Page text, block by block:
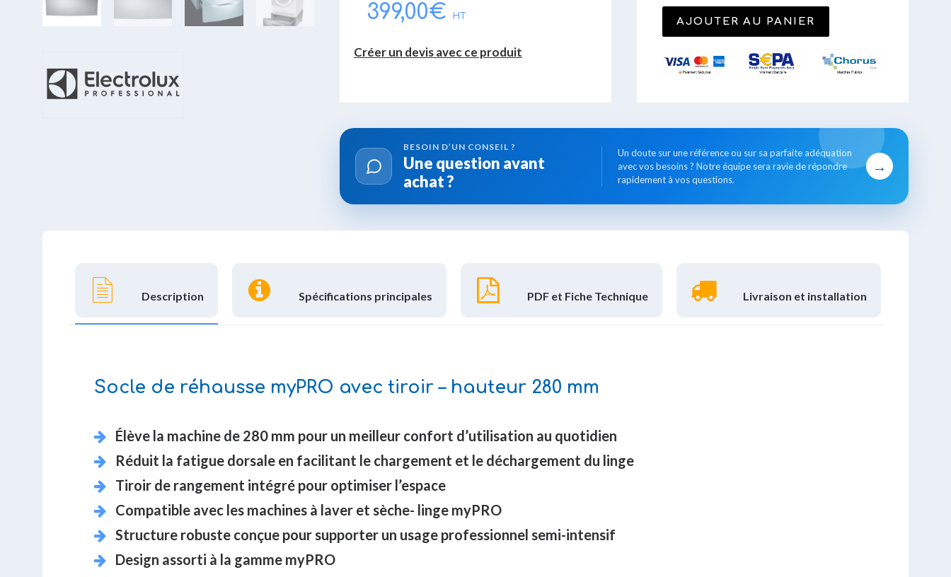
399,00€ HT
Créer un devis avec ce produit
AJOUTER AU PANIER
BESOIN D’UN CONSEIL ?
Une question avant
achat ?
Un doute sur une référence ou sur sa parfaite adéquation
avec vosbesoins ? Notre équipe sera ravie de répondre
rapidement à vos questions.
→
Description Spécifications principales PDF et Fiche Technique Livraison et installation
Socle de réhausse myPRO avec tiroir – hauteur 280 mm
Élève la machine de 280 mm pour un meilleur confort d’utilisation au quotidien
Réduit la fatigue dorsale en facilitant le chargement et le déchargement du linge
Tiroir de rangement intégré pour optimiser l’espace
Compatible avec les machines à laver et sèche- linge myPRO
Structure robuste conçue pour supporter un usage professionnel semi-intensif
Design assorti à la gamme myPRO